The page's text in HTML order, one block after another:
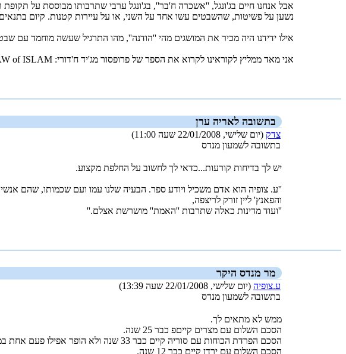
אבל אנחנו חיים בג'ונגל, ''אשכרה ח'בר'', בג'ונגל ערבי שתרבותו מבוססת על
נשען על פשיטות, שהשבטים עשו אחד על השני, או על עיירות קטנות. קיום
אילו ידידנו היה מכיר את המושגים מהי ''הודנה'', מהו התרגיל שעשה מוחמד
אני מאד ממליץ לקוראינו לקרוא את הספר של פרופסור מג'יד ח'דורי: WAR and PEACE in the LAW of ISLAM. פרופסור מג'יד ח'דורי, יליד בגדד. ושמש כמרצה בארה''ב.
בתשובה לאריה ערן
צדק (יום שלישי, 22/01/2008 שעה 11:00)
בתשובה לשמעון מנדס
יש לך בדיחות קורעות...כדאי לך לחשוב על החלפת מקצוע.
''ע. צופיה הוא אדם משכיל ויודע ספר. הבעיה שלנו עמו ועם שכמותו, שהם
והפאנץ' ליין זורק לריצפה,
''ועוד מדינות כאלה שתרבות ''האמת'' מושרשת אצלם.''
מר מנדס היקר
ע.צופיה (יום שלישי, 22/01/2008 שעה 13:39)
בתשובה לשמעון מנדס
ממש לא מתאים לך.
הסכם השלום עם מצרים קייםפ כבר 25 שנה.
הסכם הפרדת הכוחות עם סוריה קיים כבר 33 שנה ולא הופר אפילו פעם אחת במכוון.
הסכם השלום עם ירדן קיים כבר 12 שנה.